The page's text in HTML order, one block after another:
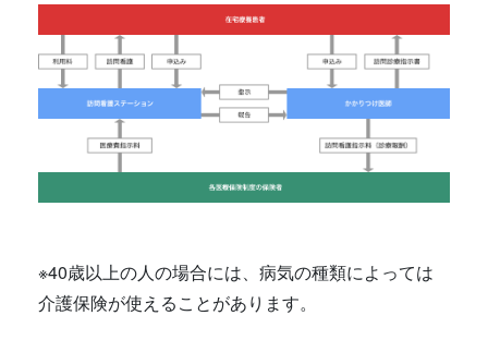
※40歳以上の人の場合には、病気の種類によっては
介護保険が使えることがあります。